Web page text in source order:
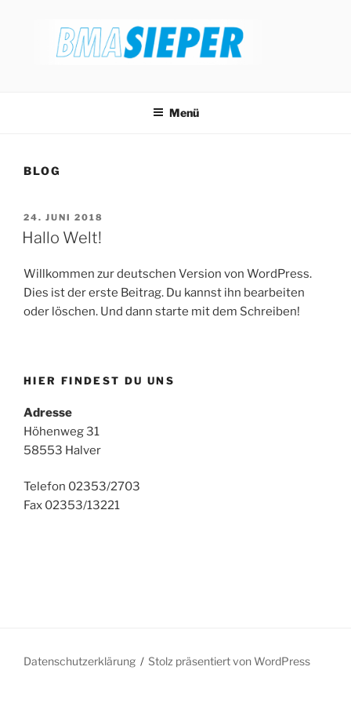
Menü
BLOG
VERÖFFENTLICHT
AM
24. JUNI 2018
Hallo Welt!
Willkommen zur deutschen Version von WordPress.
Dies ist der erste Beitrag. Du kannst ihn bearbeiten
oder löschen. Und dann starte mit dem Schreiben!
HIER FINDEST DU UNS
Adresse
Höhenweg 31
58553 Halver
Telefon 02353/2703
Fax 02353/13221
Datenschutzerklärung Stolz präsentiert von WordPress